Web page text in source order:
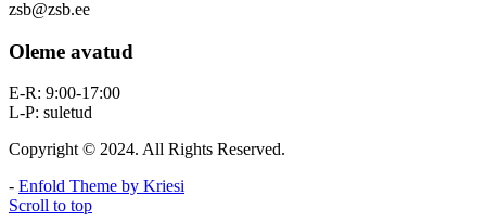
zsb@zsb.ee
Oleme avatud
E-R: 9:00-17:00
L-P: suletud
Copyright © 2024. All Rights Reserved.
- Enfold Theme by Kriesi
Scroll to top